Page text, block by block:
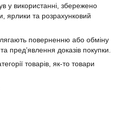
у використанні, збережено
ярлики та розрахунковий
поверненню або обміну
пред’явлення доказів покупки.
товарів, як-то товари